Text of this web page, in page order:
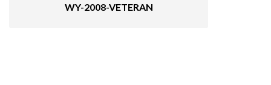
WY-2008-VETERAN